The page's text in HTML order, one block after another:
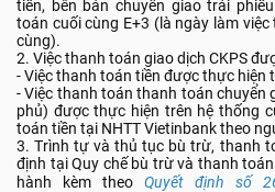
tiền, bên bán chuyển giao trái
toán cuối cùng E+3 (là ngày làm
cùng).
2. Việc thanh toán giao dịch CKPS
- Việc thanh toán tiền được thực hiện
- Việc thanh toán thanh toán chuyển
phủ) được thực hiện trên hệ thống
toán tiền tại NHTT Vietinbank theo
3. Trình tự và thủ tục bù trừ, thanh
định tại Quy chế bù trừ và thanh toán
hành kèm theo Quyết định số